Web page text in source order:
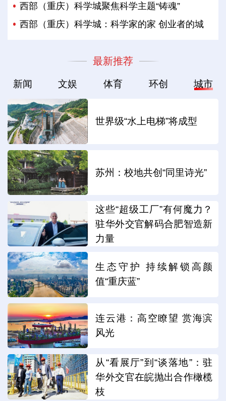
西部（重庆）科学城聚焦科学主题“铸魂”
西部（重庆）科学城：科学家的家 创业者的城
最新推荐
新闻 文娱 体育 环创 城市
世界级“水上电梯”将成型
苏州：校地共创“同里诗光”
这些“超级工厂”有何魔力？
驻华外交官解码合肥智造新
力量
生态守护 持续解锁高颜
值“重庆蓝”
连云港：高空瞭望 赏海滨
风光
从“看展厅”到“谈落地”：驻
华外交官在皖抛出合作橄榄
枝